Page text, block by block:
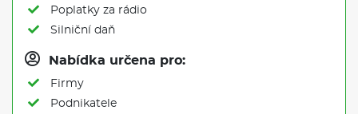
Poplatky za rádio
Silniční daň
Nabídka určena pro:
Firmy
Podnikatele